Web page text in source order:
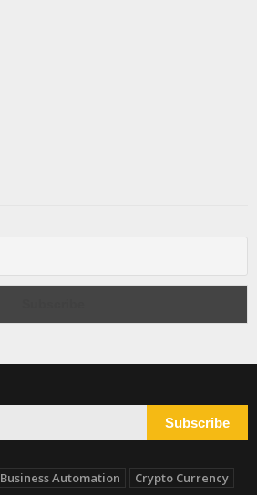
Subscribe
Business Automation Crypto Currency